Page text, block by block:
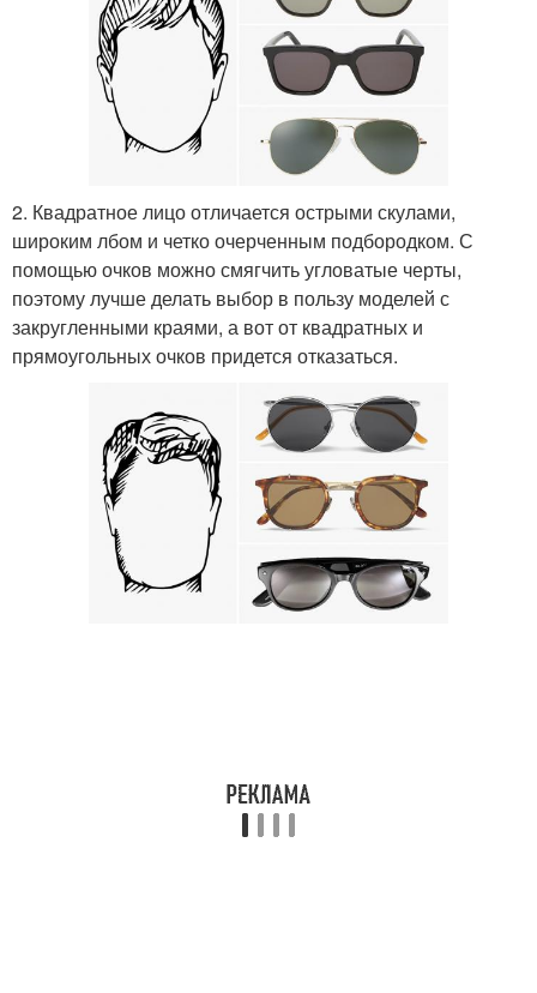
2. Квадратное лицо отличается острыми скулами,
широким лбом и четко очерченным подбородком. С
помощью очков можно смягчить угловатые черты,
поэтому лучше делать выбор в пользу моделей с
закругленными краями, а вот от квадратных и
прямоугольных очков придется отказаться.